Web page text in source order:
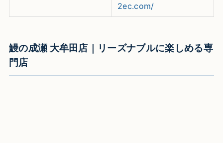
2ec.com/
鰻の成瀬 大牟田店｜リーズナブルに楽しめる専
門店